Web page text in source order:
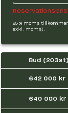
25 % moms
exkl. moms).
Bud (203st)
642 000 kr
640 000 kr